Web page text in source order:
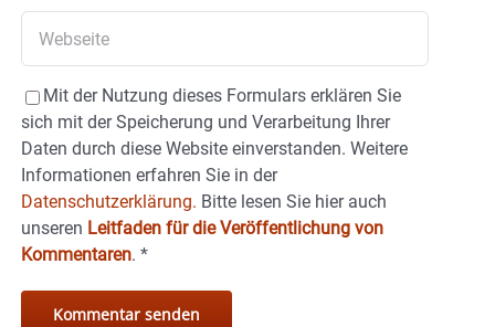
Mit der Nutzung dieses Formulars erklären Sie
sich mit der Speicherung und Verarbeitung Ihrer
Daten durch diese Website einverstanden. Weitere
Informationen erfahren Sie in der
Datenschutzerklärung. Bitte lesen Sie hier auch
unseren Leitfaden für die Veröffentlichung von
Kommentaren. *